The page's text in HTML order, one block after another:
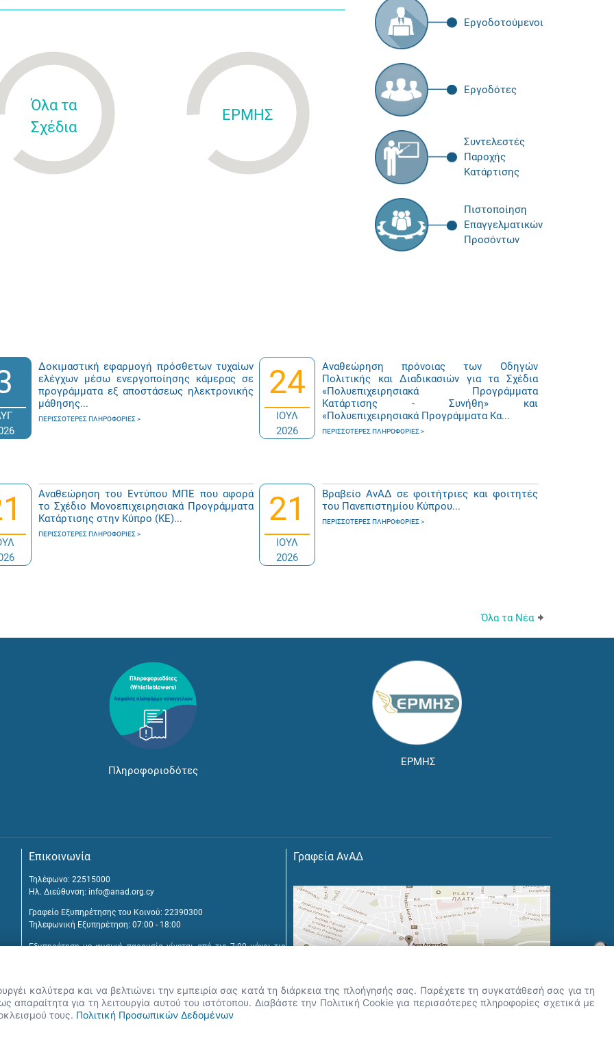
Όλα τα
Σχέδια
ΕΡΜΗΣ
Εργοδοτούμενοι
Εργοδότες
Συντελεστές
Παροχής
Κατάρτισης
Πιστοποίηση
Επαγγελματικών
Προσόντων
Δοκιμαστική εφαρμογή πρόσθετων τυχαίων
ελέγχων μέσω ενεργοποίησης κάμερας σε
προγράμματα εξ αποστάσεως ηλεκτρονικής
μάθησης...
ΠΕΡΙΣΣΌΤΕΡΕΣ ΠΛΗΡΟΦΟΡΊΕΣ
24
ΙΟΥΛ
2026
Αναθεώρηση πρόνοιας των Οδηγών
Πολιτικής και Διαδικασιών για τα Σχέδια
«Πολυεπιχειρησιακά Προγράμματα
Κατάρτισης - Συνήθη» και
«Πολυεπιχειρησιακά Προγράμματα Κα...
ΠΕΡΙΣΣΌΤΕΡΕΣ ΠΛΗΡΟΦΟΡΊΕΣ
Αναθεώρηση του Εντύπου ΜΠΕ που αφορά
το Σχέδιο Μονοεπιχειρησιακά Προγράμματα
Κατάρτισης στην Κύπρο (ΚΕ)...
ΠΕΡΙΣΣΌΤΕΡΕΣ ΠΛΗΡΟΦΟΡΊΕΣ
21
ΙΟΥΛ
2026
Βραβείο ΑνΑΔ σε φοιτήτριες και φοιτητές
του Πανεπιστημίου Κύπρου...
ΠΕΡΙΣΣΌΤΕΡΕΣ ΠΛΗΡΟΦΟΡΊΕΣ
Όλα τα Νέα
Πληροφοριοδότες
ΕΡΜΗΣ
Επικοινωνία
Τηλέφωνο: 22515000
Ηλ. Διεύθυνση: info@anad.org.cy
Γραφείο Εξυπηρέτησης του Κοινού: 22390300
Τηλεφωνική Εξυπηρέτηση: 07:00 - 18:00
Εξυπηρέτηση με φυσική παρουσία γίνεται από τις 7:00 μέχρι τις
Τ.Θ. 25431, 1392 Λευκωσία, Κύπρος
Γραφεία ΑνΑΔ
×
σήμερα.
καλύτερα και να βελτιώνει την εμπειρία σας κατά τη διάρκεια της πλοήγησής σας. Παρέχετε τη συγκατάθεσή σας για τη
για τη λειτουργία αυτού του ιστότοπου. Διαβάστε την Πολιτική Cookie για περισσότερες πληροφορίες σχετικά με
τους. Πολιτική Προσωπικών Δεδομένων